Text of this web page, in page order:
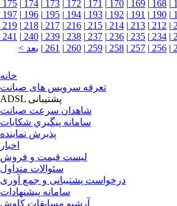
|
168
|
169
|
170
|
171
|
172
|
173
|
174
|
175
|
190
|
191
|
192
|
193
|
194
|
195
|
196
|
197
|
212
|
213
|
214
|
215
|
216
|
217
|
218
|
219
|
234
|
235
|
236
|
237
|
238
|
239
|
240
|
241
|
256
|
257
|
258
|
259
|
260
|
261
| بعد >
خانه
تعرفه سرویس های صبانت
ADSL پشتیبانی
شاهدان سرعت صبانت
سامانه پيگيري شكايات
پذيرش نماينده
اخبار
لیست قیمت و فروش
سئوالات متداول
درخواست پشتیبانی و جمع آوری
سامانه پیشنهادات
آرشیو مسابقات کاوش